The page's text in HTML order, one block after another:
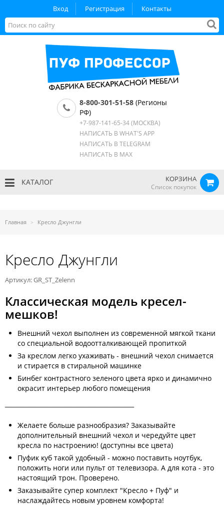
Вход Регистрация Контакты
8-800-301-51-58 (Регионы
РФ)
+7-987-141-65-34(МОСКВА)
НАПИСАТЬ В WHAT'S APP
НАПИСАТЬ В TELEGRAM
НАПИСАТЬ В MAX
КОРЗИНА
Список покупок
КАТАЛОГ
Главная Кресло Джунгли
Кресло Джунгли
Артикул: GR_ST_Zelenn
Классическая модель кресел-
мешков!
Внешний чехол выполнен из современной мягкой ткани
со специальной водоотталкивающей пропиткой
За креслом легко ухаживать - внешний чехол снимается
и стирается в стиральной машинке
Бинбег контрастного зеленого цвета ярко и динамично
окрасит интерьер любого помещения
Желаете больше разнообразия? Заказывайте
дополнительный внешний чехол и чередуйте цвет
кресла по настроению! (доступны все цвета)
Пуфик куб такой удобный - можно поставить ноутбук,
положить ноги или пульт от телевизора. А для кота - это
настоящий трон. Проверено.
Заказывайте супер комплект "Кресло + Пуф" и
наслаждайтесь новым уровнем комфорта!